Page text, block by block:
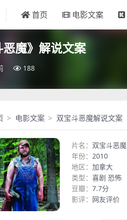
首页 电影文案
魔》解说文案
188
电影文案 双宝斗恶魔解说文案
片名： 双宝斗恶魔
年份： 2010
地区： 加拿大
类型： 喜剧 恐怖
豆瓣： 7.7分
影评： 网友评价